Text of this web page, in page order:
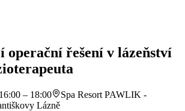
řešení v lázeňství
– 18:00
Spa Resort PAWLIK -
Lázně